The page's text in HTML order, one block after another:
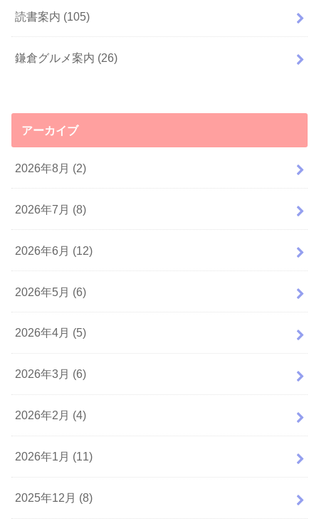
読書案内 (105)
鎌倉グルメ案内 (26)
アーカイブ
2026年8月 (2)
2026年7月 (8)
2026年6月 (12)
2026年5月 (6)
2026年4月 (5)
2026年3月 (6)
2026年2月 (4)
2026年1月 (11)
2025年12月 (8)